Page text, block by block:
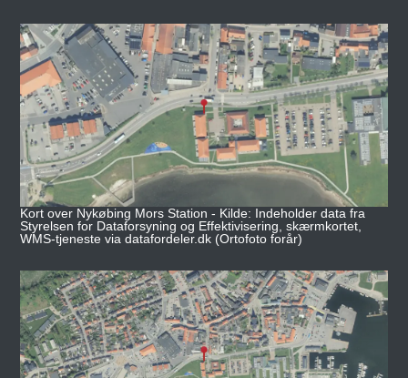
Kort over Nykøbing Mors Station - Kilde: Indeholder data fra
Styrelsen for Dataforsyning og Effektivisering, skærmkortet,
WMS-tjeneste via datafordeler.dk (Ortofoto forår)